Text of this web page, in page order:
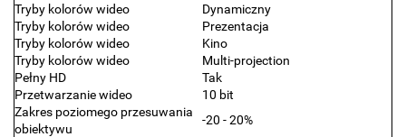
Tryby kolorów wideo
Dynamiczny
Tryby kolorów wideo
Prezentacja
Tryby kolorów wideo
Kino
Tryby kolorów wideo
Multi-projection
Pełny HD
Tak
Przetwarzanie wideo
10 bit
Zakres poziomego przesuwania
obiektywu
-20 - 20%